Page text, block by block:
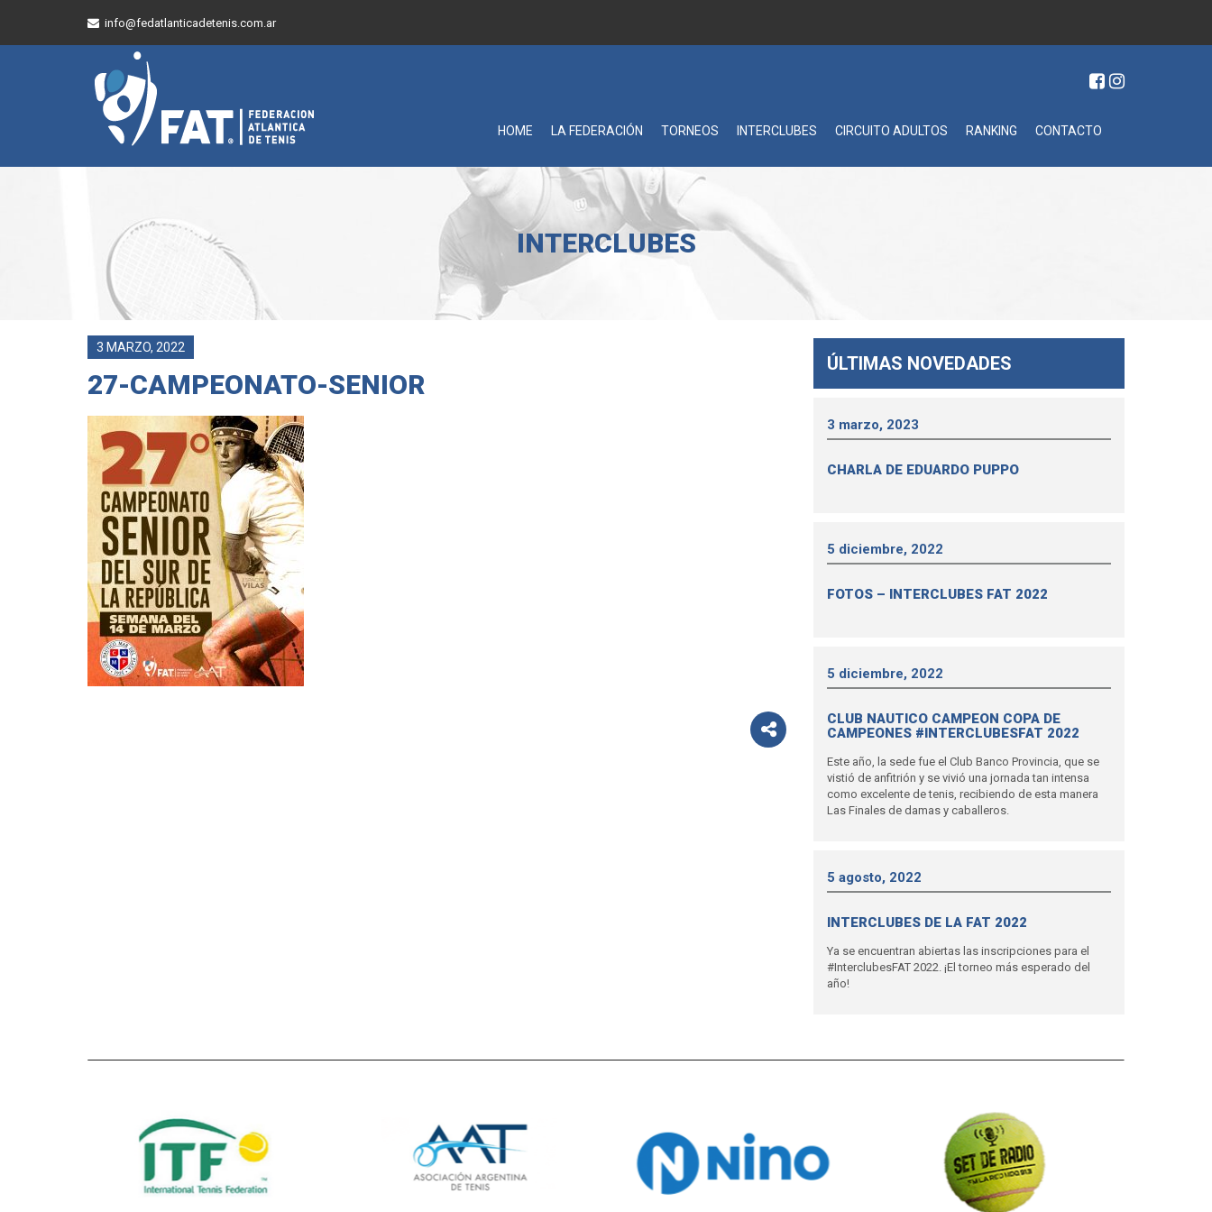
info@fedatlanticadetenis.com.ar
HOME LA FEDERACIÓN TORNEOS INTERCLUBES CIRCUITO ADULTOS RANKING CONTACTO
INTERCLUBES
3 MARZO, 2022
27-CAMPEONATO-SENIOR
ÚLTIMAS NOVEDADES
3 marzo, 2023
CHARLA DE EDUARDO PUPPO
5 diciembre, 2022
FOTOS – INTERCLUBES FAT 2022
5 diciembre, 2022
CLUB NAUTICO CAMPEON COPA DE
CAMPEONES #INTERCLUBESFAT 2022
Este año, la sede fue el Club Banco Provincia, que se
vistió de anfitrión y se vivió una jornada tan intensa
como excelente de tenis, recibiendo de esta manera
Las Finales de damas y caballeros.
5 agosto, 2022
INTERCLUBES DE LA FAT 2022
Ya se encuentran abiertas las inscripciones para el
#InterclubesFAT 2022. ¡El torneo más esperado del
año!